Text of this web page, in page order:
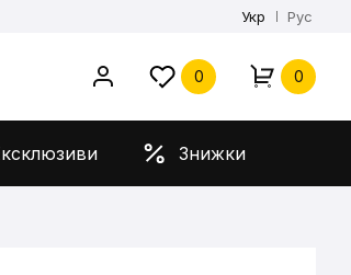
Укр Рус
0 0
Знижки